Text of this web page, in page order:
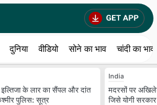
दुनिया वीडियो सोने का भाव चांदी का भाव
इल्तिजा के लार का सैंपल और दांत
पुलिस: सूत्र
India
मदरसों पर
जिसे योगी